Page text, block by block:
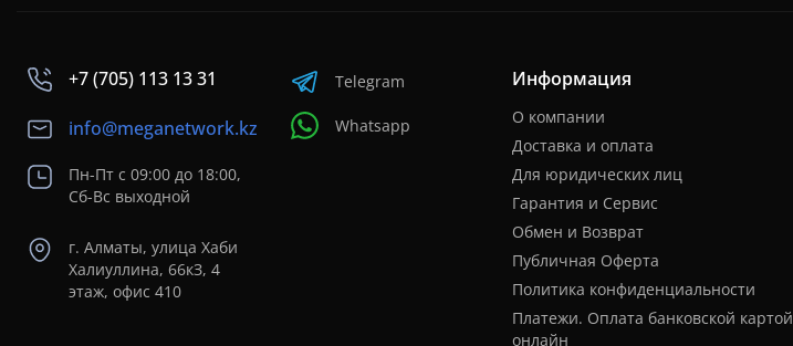
+7 (705) 113 13 31
info@meganetwork.kz
Пн-Пт с 09:00 до 18:00,
Сб-Вс выходной
г. Алматы, улица Хаби
Халиуллина, 66кЗ, 4
этаж, офис 410
Telegram
Whatsapp
Информация
О компании
Доставка и оплата
Для юридических лиц
Гарантия и Сервис
Обмен и Возврат
Публичная Оферта
Политика конфиденциальности
Платежи. Оплата банковской картой
онлайн